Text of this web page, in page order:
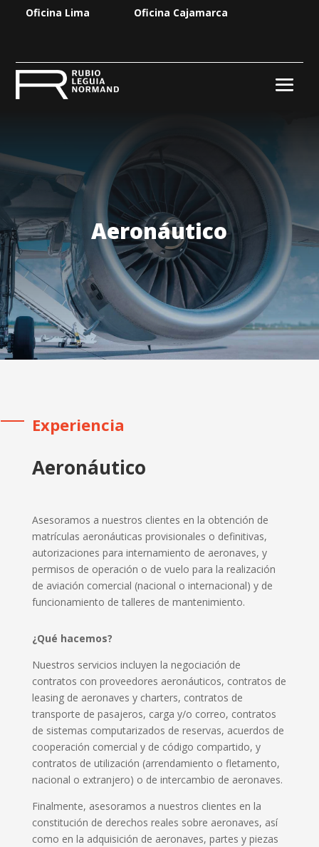
Oficina Lima Oficina Cajamarca
Aeronáutico
Experiencia
Aeronáutico
Asesoramos a nuestros clientes en la obtención de
matrículas aeronáuticas provisionales o definitivas,
autorizaciones para internamiento de aeronaves, y
permisos de operación o de vuelo para la realización
de aviación comercial (nacional o internacional) y de
funcionamiento de talleres de mantenimiento.
¿Qué hacemos?
Nuestros servicios incluyen la negociación de
contratos con proveedores aeronáuticos, contratos de
leasing de aeronaves y charters, contratos de
transporte de pasajeros, carga y/o correo, contratos
de sistemas computarizados de reservas, acuerdos de
cooperación comercial y de código compartido, y
contratos de utilización (arrendamiento o fletamento,
nacional o extranjero) o de intercambio de aeronaves.
Finalmente, asesoramos a nuestros clientes en la
constitución de derechos reales sobre aeronaves, así
como en la adquisición de aeronaves, partes y piezas